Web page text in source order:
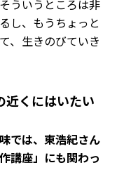
ういうところは非
し、もうちょっと
、生きのびていき
近くにはいたい
では、東浩紀さん
講座」にも関わっ